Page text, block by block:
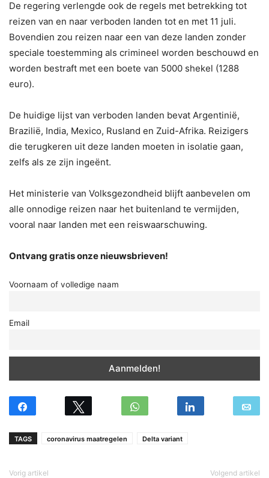
De regering verlengde ook de regels met betrekking tot
reizen van en naar verboden landen tot en met 11 juli.
Bovendien zou reizen naar een van deze landen zonder
speciale toestemming als crimineel worden beschouwd en
worden bestraft met een boete van 5000 shekel (1288
euro).
De huidige lijst van verboden landen bevat Argentinië,
Brazilië, India, Mexico, Rusland en Zuid-Afrika. Reizigers
die terugkeren uit deze landen moeten in isolatie gaan,
zelfs als ze zijn ingeënt.
Het ministerie van Volksgezondheid blijft aanbevelen om
alle onnodige reizen naar het buitenland te vermijden,
vooral naar landen met een reiswaarschuwing.
Ontvang gratis onze nieuwsbrieven!
Voornaam of volledige naam
Email
TAGS coronavirus maatregelen Delta variant
Vorig artikel Volgend artikel